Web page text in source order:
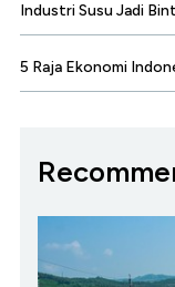
Industri Susu Jadi
5 Raja Ekonomi